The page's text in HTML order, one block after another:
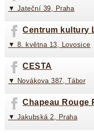
▼ Jateční 39, Praha
Centrum kultury
▼ 8. května 13, Lovosice
CESTA
▼ Novákova 387, Tábor
Chapeau Rouge
▼ Jakubská 2, Praha